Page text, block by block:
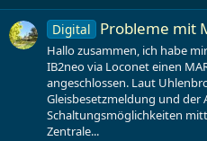
Digital Probleme mit
Hallo zusammen, ich habe
IB2neo via Loconet einen
angeschlossen. Laut
Gleisbesetzmeldung und der
Schaltungsmöglichkeiten
Zentrale...